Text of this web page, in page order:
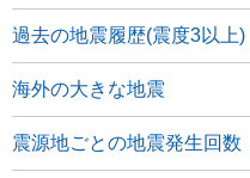
過去の地震履歴(震度3以上)
海外の大きな地震
震源地ごとの地震発生回数